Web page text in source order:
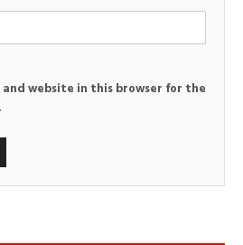
and website in this browser for the